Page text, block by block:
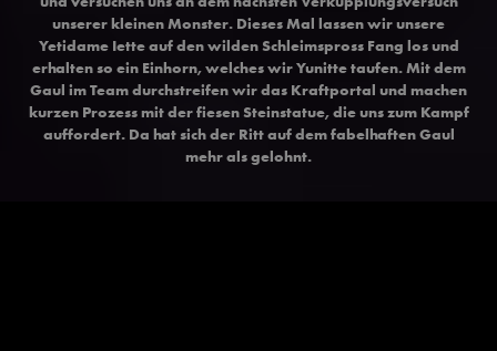
unserer kleinen Monster. Dieses Mal lassen wir unsere
Yetidame Iette auf den wilden Schleimspross Fang los und
erhalten so ein Einhorn, welches wir Yunitte taufen. Mit dem
Gaul im Team durchstreifen wir das Kraftportal und machen
kurzen Prozess mit der fiesen Steinstatue, die uns zum Kampf
auffordert. Da hat sich der Ritt auf dem fabelhaften Gaul
mehr als gelohnt.